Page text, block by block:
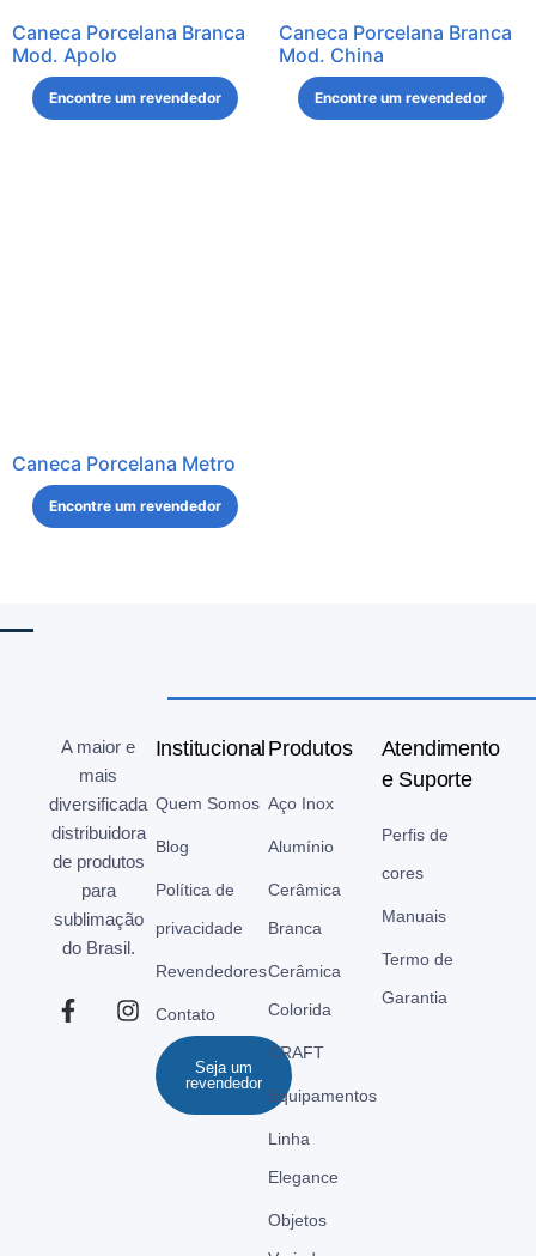
Caneca Porcelana Branca
Mod. Apolo
Encontre um revendedor
Caneca Porcelana Branca
Mod. China
Encontre um revendedor
Caneca Porcelana Metro
Encontre um revendedor
A maior e
mais
diversificada
distribuidora
de produtos
para
sublimação
do Brasil.
Institucional
Quem Somos
Blog
Política de
privacidade
Revendedores
Contato
Seja um
revendedor
Produtos
Aço Inox
Alumínio
Cerâmica
Branca
Cerâmica
Colorida
CRAFT
Equipamentos
Linha
Elegance
Objetos
Atendimento
e Suporte
Perfis de
cores
Manuais
Termo de
Garantia